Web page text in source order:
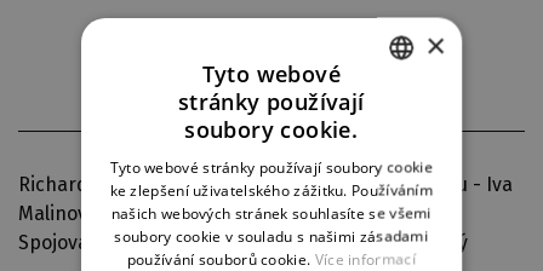
Richard Wagner: Valkýra Sólisté:operního souboru - Iva
Malinová, Jarmila Vacková, Jaroslava Zamrazilová.
Spojovací text Dáša Neblechová, Jaroslav Konečný
GERMAN
×
Tyto webové
stránky používají
soubory cookie.
Tyto webové stránky používají soubory cookie
ke zlepšení uživatelského zážitku. Používáním
našich webových stránek souhlasíte se všemi
soubory cookie v souladu s našimi zásadami
používání souborů cookie. Více informací